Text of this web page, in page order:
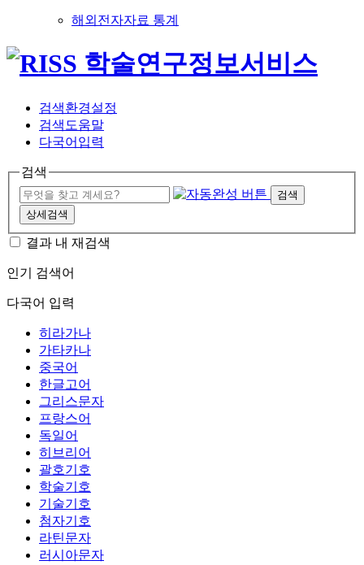
해외전자자료 통계
검색환경설정
검색도움말
다국어입력
검색
검색
상세검색
결과 내 재검색
인기 검색어
다국어 입력
히라가나
가타카나
중국어
한글고어
그리스문자
프랑스어
독일어
히브리어
괄호기호
학술기호
기술기호
첨자기호
라틴문자
러시아문자